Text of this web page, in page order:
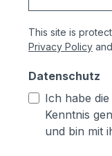
können
werden
Montage
This site is
Privacy Policy and
Datenschutz
Ich habe die
Kenntnis
und bin mit